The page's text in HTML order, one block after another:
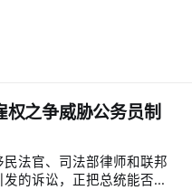
权之争威胁公务员制
法官、司法部律师和联邦
的诉讼，正把总统能否绕